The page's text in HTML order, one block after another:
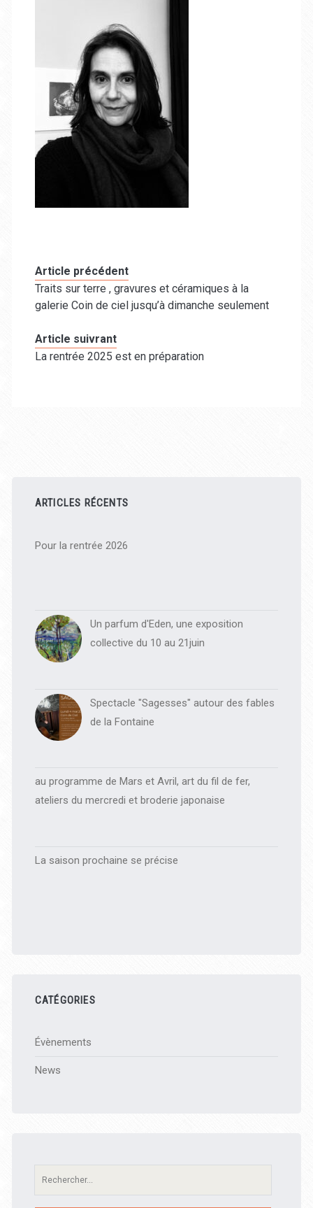
Article précédent
Traits sur terre , gravures et céramiques à la
galerie Coin de ciel jusqu’à dimanche seulement
Article suivrant
La rentrée 2025 est en préparation
latérale
principale
ARTICLES RÉCENTS
Pour la rentrée 2026
Un parfum d'Eden, une exposition
collective du 10 au 21juin
Spectacle "Sagesses" autour des fables
de la Fontaine
au programme de Mars et Avril, art du fil de fer,
ateliers du mercredi et broderie japonaise
La saison prochaine se précise
CATÉGORIES
Évènements
News
Recherche: